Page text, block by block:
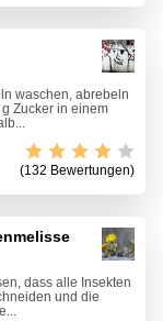
waschen, abrebeln
Zucker in einem
(132 Bewertungen)
dass alle Insekten
und die